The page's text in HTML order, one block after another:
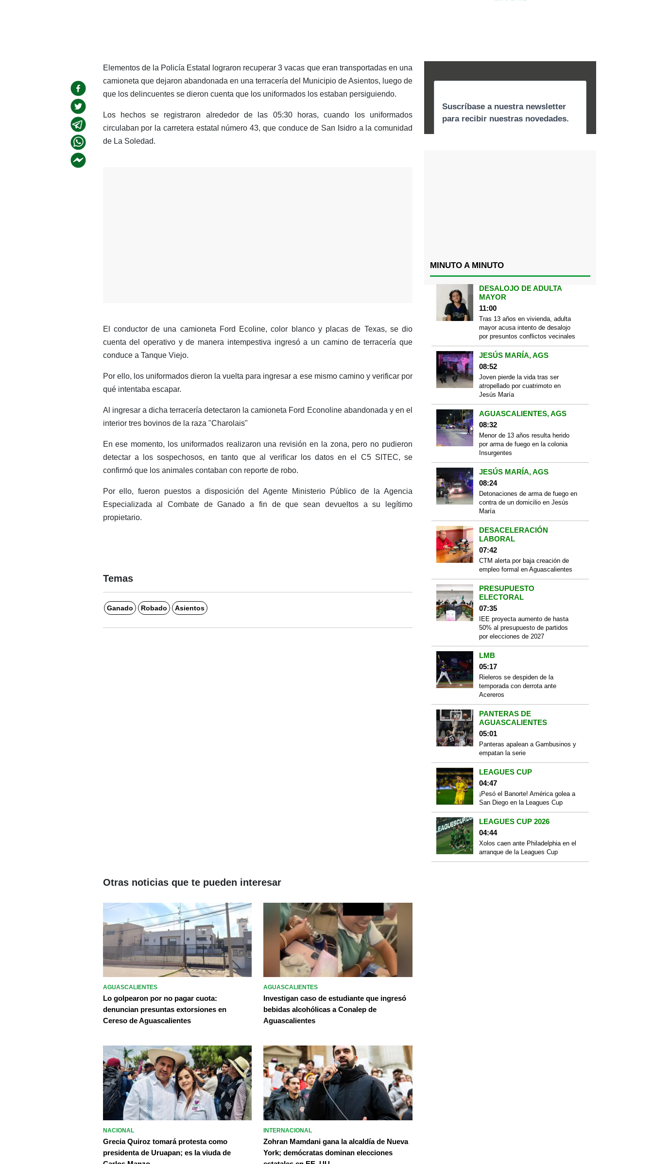
Elementos de la Policía Estatal lograron recuperar 3 vacas que eran transportadas en una
camioneta que dejaron abandonada en una terracería del Municipio de Asientos, luego de
que los delincuentes se dieron cuenta que los uniformados los estaban persiguiendo.
Los hechos se registraron alrededor de las 05:30 horas, cuando los uniformados
circulaban por la carretera estatal número 43, que conduce de San Isidro a la comunidad
de La Soledad.
El conductor de una camioneta Ford Ecoline, color blanco y placas de Texas, se dio
cuenta del operativo y de manera intempestiva ingresó a un camino de terracería que
conduce a Tanque Viejo.
Por ello, los uniformados dieron la vuelta para ingresar a ese mismo camino y verificar por
qué intentaba escapar.
Al ingresar a dicha terracería detectaron la camioneta Ford Econoline abandonada y en el
interior tres bovinos de la raza "Charolais"
En ese momento, los uniformados realizaron una revisión en la zona, pero no pudieron
detectar a los sospechosos, en tanto que al verificar los datos en el C5 SITEC, se
confirmó que los animales contaban con reporte de robo.
Por ello, fueron puestos a disposición del Agente Ministerio Público de la Agencia
Especializada al Combate de Ganado a fin de que sean devueltos a su legítimo
propietario.
Temas
Ganado Robado Asientos
MINUTO A MINUTO
DESALOJO DE ADULTA
MAYOR
11:00
Tras 13 años en vivienda, adulta
mayor acusa intento de desalojo
por presuntos conflictos vecinales
JESÚS MARÍA, AGS
08:52
Joven pierde la vida tras ser
atropellado por cuatrimoto en
Jesús María
AGUASCALIENTES, AGS
08:32
Menor de 13 años resulta herido
por arma de fuego en la colonia
Insurgentes
JESÚS MARÍA, AGS
08:24
Detonaciones de arma de fuego en
contra de un domicilio en Jesús
María
DESACELERACIÓN
LABORAL
07:42
CTM alerta por baja creación de
empleo formal en Aguascalientes
PRESUPUESTO
ELECTORAL
07:35
IEE proyecta aumento de hasta
50% al presupuesto de partidos
por elecciones de 2027
LMB
05:17
Rieleros se despiden de la
temporada con derrota ante
Acereros
PANTERAS DE
AGUASCALIENTES
05:01
Panteras apalean a Gambusinos y
empatan la serie
LEAGUES CUP
04:47
¡Pesó el Banorte! América golea a
San Diego en la Leagues Cup
LEAGUES CUP 2026
04:44
Xolos caen ante Philadelphia en el
arranque de la Leagues Cup
Otras noticias que te pueden interesar
AGUASCALIENTES
Lo golpearon por no pagar cuota:
denuncian presuntas extorsiones en
Cereso de Aguascalientes
AGUASCALIENTES
Investigan caso de estudiante que ingresó
bebidas alcohólicas a Conalep de
Aguascalientes
NACIONAL
Grecia Quiroz tomará protesta como
presidenta de Uruapan; es la viuda de
INTERNACIONAL
Zohran Mamdani gana la alcaldía de Nueva
York; demócratas dominan elecciones